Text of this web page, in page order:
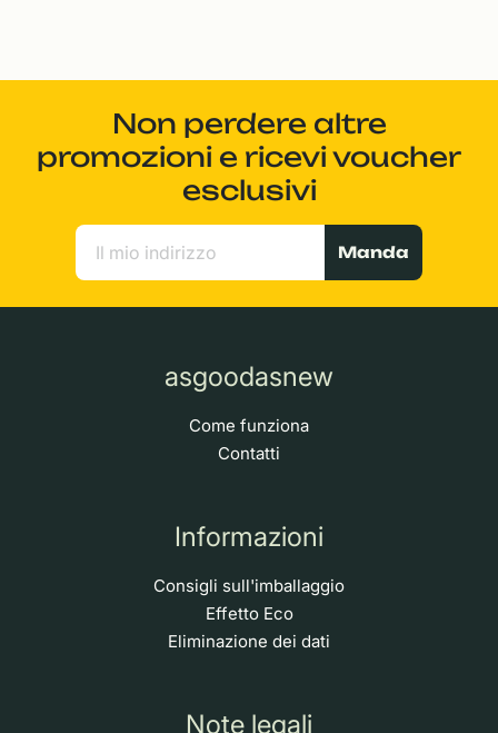
Non perdere altre
promozioni e ricevi voucher
esclusivi
Manda
asgoodasnew
Come funziona
Contatti
Informazioni
Consigli sull'imballaggio
Effetto Eco
Eliminazione dei dati
Note legali